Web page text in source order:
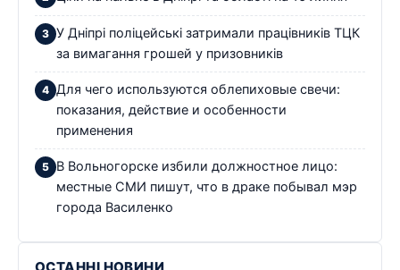
У Дніпрі поліцейські затримали працівників ТЦК
за вимагання грошей у призовників
Для чего используются облепиховые свечи:
показания, действие и особенности
применения
В Вольногорске избили должностное лицо:
местные СМИ пишут, что в драке побывал мэр
города Василенко